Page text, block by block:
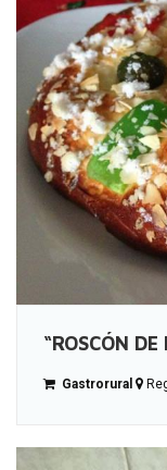
“ROSCÓN
Gastrorural